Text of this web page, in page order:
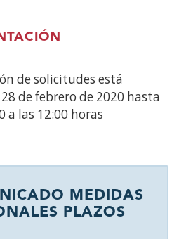
de solicitudes está
de febrero de 2020 hasta
a las 12:00 horas
MEDIDAS
PLAZOS